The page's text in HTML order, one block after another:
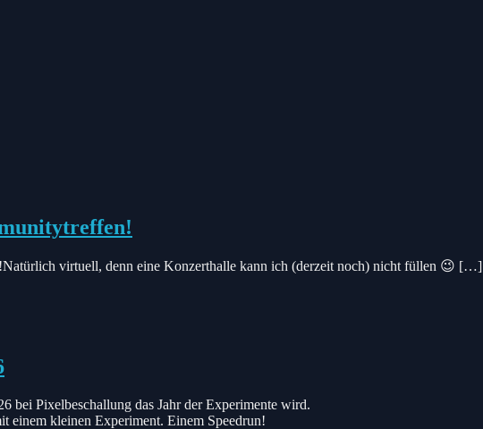
virtuell, denn eine Konzerthalle kann ich (derzeit noch) nicht füllen 😉 […]
bei Pixelbeschallung das Jahr der Experimente wird.
einem kleinen Experiment. Einem Speedrun!